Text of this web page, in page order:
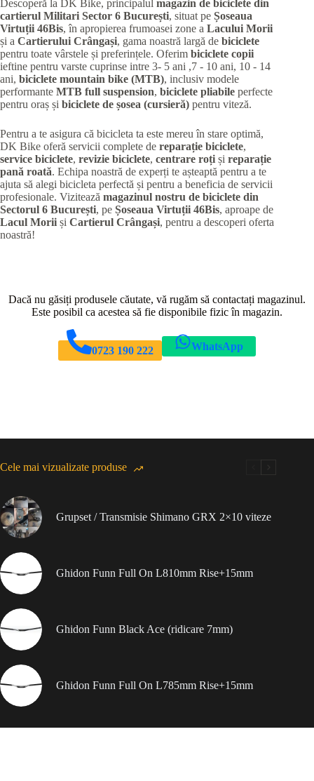
Descoperă la DK Bike, principalul magazin de biciclete din
cartierul Militari Sector 6 București, situat pe Șoseaua
Virtuții 46Bis, în apropierea frumoasei zone a Lacului Morii
și a Cartierului Crângași, gama noastră largă de biciclete
pentru toate vârstele și preferințele. Oferim biciclete copii
ieftine pentru varste cuprinse intre 3- 5 ani ,7 - 10 ani, 10 - 14
ani, biciclete mountain bike (MTB), inclusiv modele
performante MTB full suspension, biciclete pliabile perfecte
pentru oraș și biciclete de șosea (cursieră) pentru viteză.
Pentru a te asigura că bicicleta ta este mereu în stare optimă,
DK Bike oferă servicii complete de reparație biciclete,
service biciclete, revizie biciclete, centrare roți și reparație
pană roată. Echipa noastră de experți te așteaptă pentru a te
ajuta să alegi bicicleta perfectă și pentru a beneficia de servicii
profesionale. Vizitează magazinul nostru de biciclete din
Sectorul 6 București, pe Șoseaua Virtuții 46Bis, aproape de
Lacul Morii și Cartierul Crângași, pentru a descoperi oferta
noastră!
Dacă nu găsiți produsele căutate, vă rugăm să contactați magazinul.
Este posibil ca acestea să fie disponibile fizic în magazin.
0723 190 222 WhatsApp
Cele mai vizualizate produse
Grupset / Transmisie Shimano GRX 2×10 viteze
Ghidon Funn Full On L810mm Rise+15mm
Ghidon Funn Black Ace (ridicare 7mm)
Ghidon Funn Full On L785mm Rise+15mm